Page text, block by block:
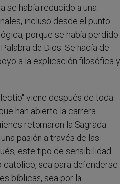
se había reducido a una
incluso desde el punto
porque se había perdido
de Dios. Se hacía de
a la explicación filosófica y
viene después de toda
han abierto la carrera.
retomaron la Sagrada
pasión a través de las
este tipo de sensibilidad
católico, sea para defenderse
bíblicas, sea por la